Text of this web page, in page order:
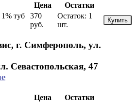
Цена
Остатки
туб
370
руб.
Остаток: 1
шт.
Купить
г. Симферополь, ул.
Севастопольская, 47
Цена
Остатки